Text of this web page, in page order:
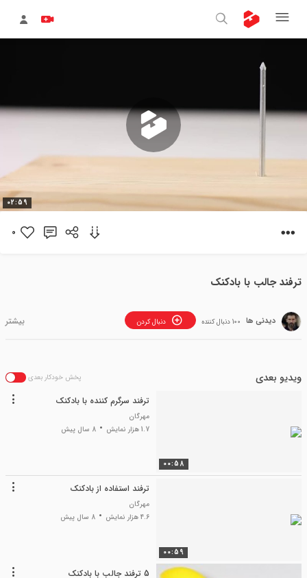
پخش
02:59
0
ترفند جالب با بادکنک
دیدنی ها دنبال کردن 100 دنبال کننده
ویدیو بعدی پخش خودکار بعدی
00:58
ترفند سرگرم کننده با بادکنک
مهرگان
1.7 هزار نمایش
8 سال پیش
00:59
ترفند استفاده از بادکنک
مهرگان
4.6 هزار نمایش
8 سال پیش
5 ترفند جالب با بادکنک